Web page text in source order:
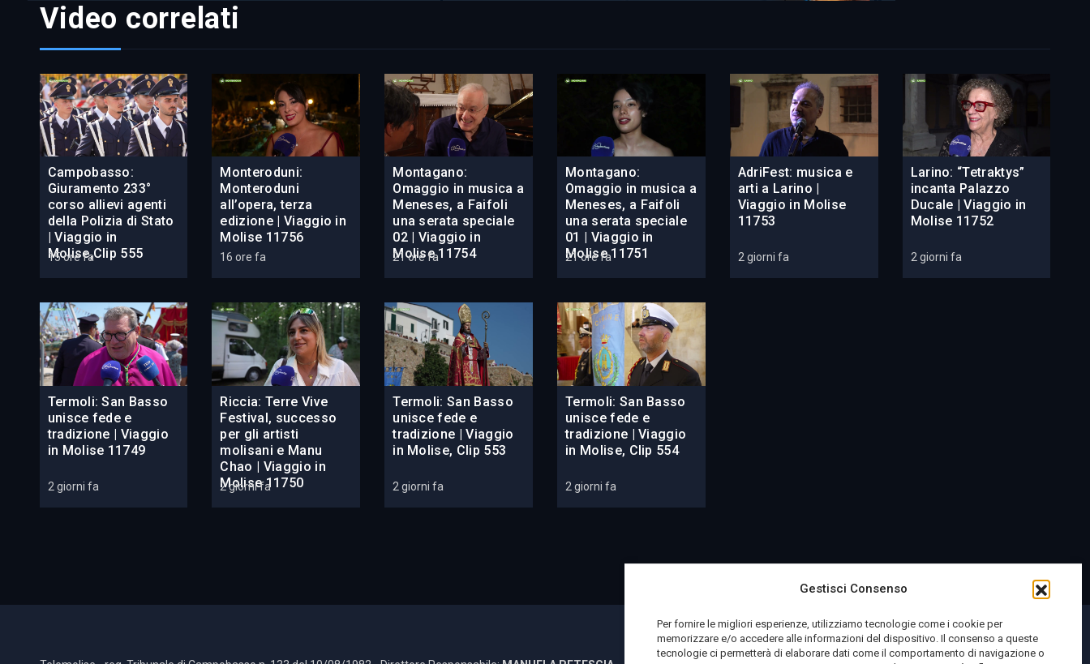
Gestisci Consenso
Per fornire le migliori esperienze, utilizziamo tecnologie come i cookie per
memorizzare e/o accedere alle informazioni del dispositivo. Il consenso a queste
tecnologie ci permetterà di elaborare dati come il comportamento di navigazione o
Video correlati
Campobasso:
Giuramento 233°
corso allievi agenti
della Polizia di Stato
| Viaggio in
Molise,Clip 555
15 ore fa
Monteroduni:
Monteroduni
all’opera, terza
edizione | Viaggio in
Molise 11756
16 ore fa
Montagano:
Omaggio in musica a
Meneses, a Faifoli
una serata speciale
02 | Viaggio in
Molise 11754
21 ore fa
Montagano:
Omaggio in musica a
Meneses, a Faifoli
una serata speciale
01 | Viaggio in
Molise 11751
21 ore fa
AdriFest: musica e
arti a Larino |
Viaggio in Molise
11753
2 giorni fa
Larino: “Tetraktys”
incanta Palazzo
Ducale | Viaggio in
Molise 11752
2 giorni fa
Termoli: San Basso
unisce fede e
tradizione | Viaggio
in Molise 11749
2 giorni fa
Riccia: Terre Vive
Festival, successo
per gli artisti
molisani e Manu
Chao | Viaggio in
Molise 11750
2 giorni fa
Termoli: San Basso
unisce fede e
tradizione | Viaggio
in Molise, Clip 553
2 giorni fa
Termoli: San Basso
unisce fede e
tradizione | Viaggio
in Molise, Clip 554
2 giorni fa